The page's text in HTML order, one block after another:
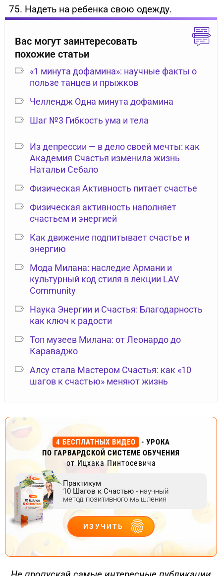
Надеть на ребенка свою одежду.
Вас могут заинтересовать
похожие статьи
«1 минута дофамина»: научные факты о
пользе танцев и прыжков
Челлендж Одна минута дофамина
Шаг №3 Гибкость ума и тела
Из депрессии — в дело своей мечты: как
Академия Счастья изменила жизнь
Натальи Себало
Физическая Активность питает счастье
Физическая активность наполняет
счастьем и энергией
Как движение подпитывает счастье и
энергию
Мода Милана: наследие Армани и
культурный код стиля в лекции LAV
Community
Наука Энергии и Счастья: Благодарность
как ключ к радости
Топ музеев Милана: от Леонардо до
Караваджо
Алсу стала Мастером Счастья: как «10
шагов к счастью» меняют жизнь
4 БЕСПЛАТНЫХ ВИДЕО
- УРОКА
ПО ГАРВАРДСКОЙ СИСТЕМЕ ОБУЧЕНИЯ
от Ицхака Пинтосевича
Практикум
10 Шагов к Счастью - научный
метод позитивного мышления
ИЗУЧИТЬ
ДЕЙСТВУЙ